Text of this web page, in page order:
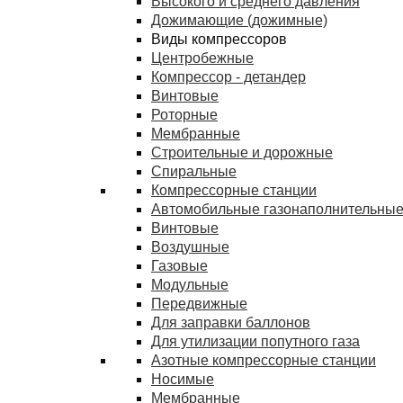
Дожимающие (дожимные)
Виды компрессоров
Центробежные
Компрессор - детандер
Винтовые
Роторные
Мембранные
Строительные и дорожные
Спиральные
Компрессорные станции
Автомобильные
Винтовые
Воздушные
Газовые
Модульные
Передвижные
Для заправки баллонов
Для утилизации попутного газа
Азотные компрессорные станции
Носимые
Мембранные